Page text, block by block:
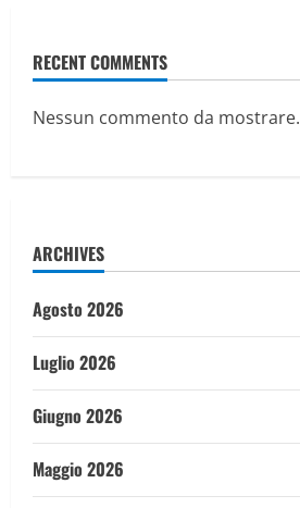
RECENT COMMENTS
Nessun commento da mostrare.
ARCHIVES
Agosto 2026
Luglio 2026
Giugno 2026
Maggio 2026